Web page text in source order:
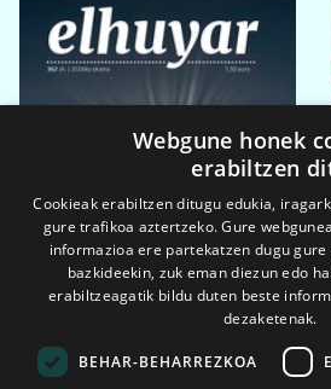
Webgune honek
erabiltzen
Cookieak erabiltzen ditugu edukia,
gure trafikoa aztertzeko. Gure
informazioa ere partekatzen dugu
bazkideekin, zuk eman diezun edo
erabiltzeagatik bildu duten beste
dezaketenak.
BEHAR-BEHARREZKOA